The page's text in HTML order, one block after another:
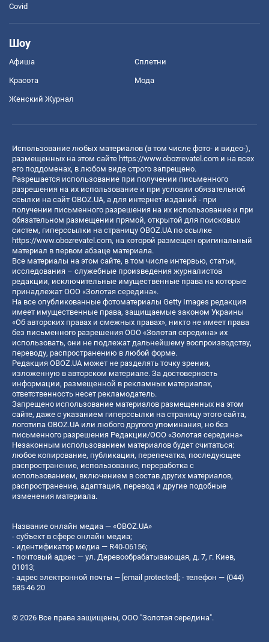
Covid
Шоу
Афиша Сплетни
Красота Мода
Женский Журнал
Использование любых материалов (в том числе фото- и видео-),
размещенных на этом сайте https://www.obozrevatel.com и на всех
его поддоменах, в любом виде строго запрещено.
Разрешается использование при получении письменного
разрешения на их использование и при условии обязательной
ссылки на сайт OBOZ.UA, а для интернет-изданий - при
получении письменного разрешения на их использование и при
обязательном размещении прямой, открытой для поисковых
систем, гиперссылки на страницу OBOZ.UA по ссылке
https://www.obozrevatel.com, на которой размещен оригинальный
материал в первом абзаце материала.
Все материалы на этом сайте, в том числе интервью, статьи,
исследования – служебные произведения журналистов
редакции, исключительные имущественные права на которые
принадлежат ООО «Золотая середина».
На все опубликованные фотоматериалы Getty Images редакция
имеет имущественные права, защищаемые законом Украины
«Об авторских правах и смежных правах», никто не имеет права
без письменного разрешения ООО «Золотая середина» их
использовать, они не подлежат дальнейшему воспроизводству,
переводу, распространению в любой форме.
Редакция OBOZ.UA может не разделять точку зрения,
изложенную в авторском материале. За достоверность
информации, размещенной в рекламных материалах,
ответственность несет рекламодатель.
Запрещено использование материалов размещенных на этом
сайте, даже с указанием гиперссылки на страницу этого сайта,
логотипа OBOZ.UA или любого другого упоминания, но без
письменного разрешения Редакции/ООО «Золотая середина»
Незаконным использованием материалов будет считаться:
любое копирование, публикация, перепечатка, последующее
распространение, использование, переработка с
использованием, включением в состав других материалов,
распространение, адаптация, перевод и другие подобные
изменения материала.
Название онлайн медиа — «OBOZ.UA»
- субъект в сфере онлайн медиа;
- идентификатор медиа — R40-06156;
- почтовый адрес — ул. Деревообрабатывающая, д. 7, г. Киев,
01013;
- адрес электронной почты — [email protected] ; - телефон — (044)
585 46 20
© 2026 Все права защищены, ООО "Золотая середина".